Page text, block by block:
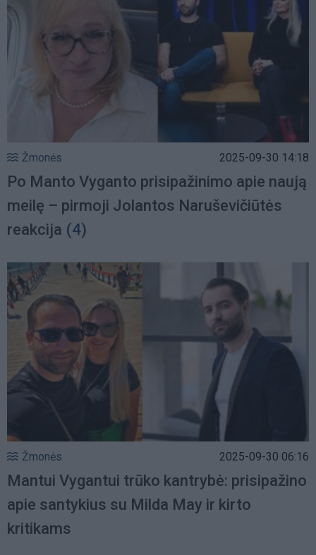
Žmonės 2025-09-30 14:18
Po Manto Vyganto prisipažinimo apie naują
meilę – pirmoji Jolantos Naruševičiūtės
reakcija (4)
Žmonės 2025-09-30 06:16
Mantui Vygantui trūko kantrybė: prisipažino
apie santykius su Milda May ir kirto
kritikams